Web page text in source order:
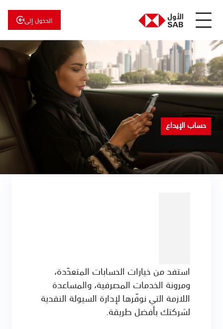
الدخول إلى
عن
الأول
الأول
للاستثمار
حساب الإيداع
استفد من خيارات الحسابات المتعدّدة،
ومرونة الخدمات المصرفية، والمساعدة
اللازمة التي نوفّرها لإدارة السيولة النقدية
لشركتك بأفضل طريقة.